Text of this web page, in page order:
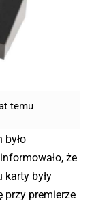
temu
było
że
karty były
przy premierze